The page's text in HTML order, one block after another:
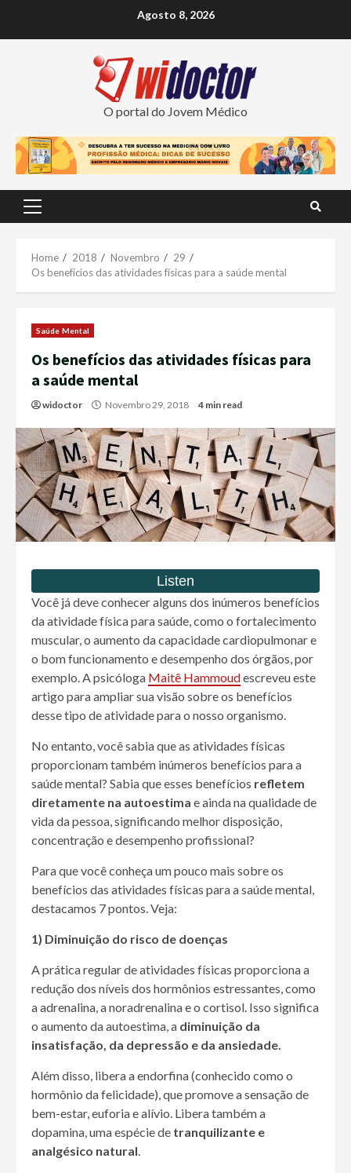
Agosto 8, 2026
O portal do Jovem Médico
Primary
Home 2018 Novembro
29
Os benefícios das atividades físicas para a saúde mental
Saúde Mental
Os benefícios das atividades físicas para
a saúde mental
widoctor Novembro 29, 2018 4 min read
Você já deve conhecer alguns dos inúmeros benefícios
da atividade física para saúde, como o fortalecimento
muscular, o aumento da capacidade cardiopulmonar e
o bom funcionamento e desempenho dos órgãos, por
exemplo. A psicóloga Maitê Hammoudescreveu este
artigo para ampliar sua visão sobre os benefícios
desse tipo de atividade para o nosso organismo.
No entanto, você sabia que as atividades físicas
proporcionam também inúmeros benefícios para a
saúde mental? Sabia que esses benefícios refletem
diretamente na autoestima e ainda na qualidade de
vida da pessoa, significando melhor disposição,
concentração e desempenho profissional?
Para que você conheça um pouco mais sobre os
benefícios das atividades físicas para a saúde mental,
destacamos 7 pontos. Veja:
1) Diminuição do risco de doenças
A prática regular de atividades físicas proporciona a
redução dos níveis dos hormônios estressantes, como
a adrenalina, a noradrenalina e o cortisol. Isso significa
o aumento da autoestima, a diminuição da
insatisfação, da depressão e da ansiedade.
Além disso, libera a endorfina (conhecido como o
hormônio da felicidade), que promove a sensação de
bem-estar, euforia e alívio. Libera também a
dopamina, uma espécie de tranquilizante e
analgésico natural.